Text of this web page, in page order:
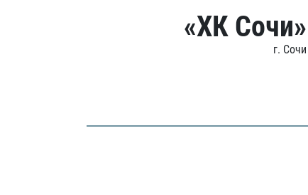
«ХК Сочи»
г. Сочи